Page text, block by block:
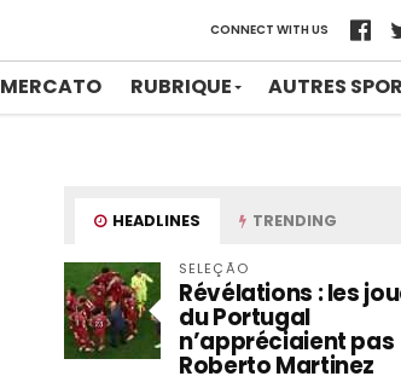
CONNECT WITH US
MERCATO RUBRIQUE AUTRES
HEADLINES TRENDING
SELEÇÃO
Révélations : les
du Portugal
n’appréciaient pas
Roberto Martinez